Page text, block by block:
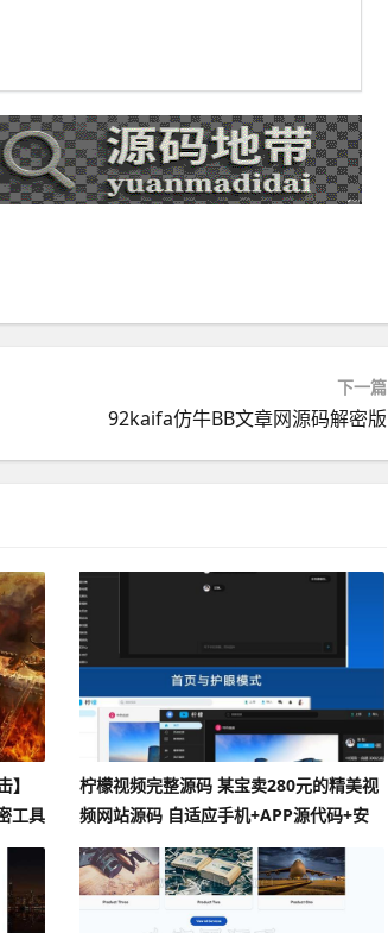
下一篇
92kaifa仿牛BB文章网源码解密版
工具
柠檬视频完整源码 某宝卖280元的精美视
频网站源码 自适应手机+APP源代码+安
装教程